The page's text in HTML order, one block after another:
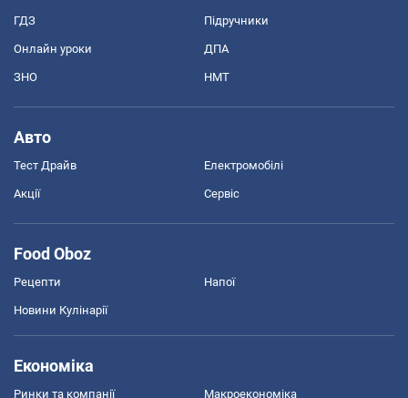
ГДЗ Підручники
Онлайн уроки ДПА
ЗНО НМТ
Авто
Тест Драйв Електромобілі
Акції Сервіс
Food Oboz
Рецепти Напої
Новини Кулінарії
Економіка
Ринки та компанії Макроекономіка